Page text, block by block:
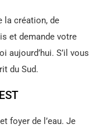
la création, de
et demande votre
aujourd’hui. S’il vous
du Sud.
foyer de l’eau. Je